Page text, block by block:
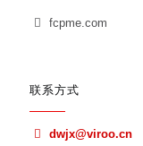
fcpme.com
联系方式
dwjx@viroo.cn